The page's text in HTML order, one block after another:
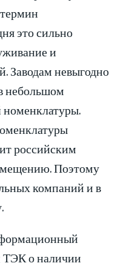
это сильно
и
Заводам невыгодно
небольшом
номенклатуры.
российским
Поэтому
компаний и в
ТЭК о наличии